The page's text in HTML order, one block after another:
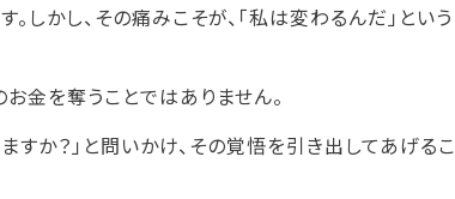
しかし、その痛みこそが、「私は変わるんだ」という
金を奪うことではありません。
か？」と問いかけ、その覚悟を引き出してあげるこ